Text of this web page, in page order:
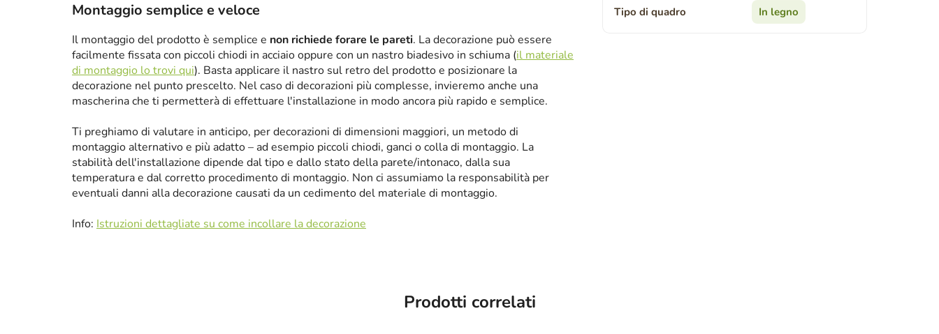
Montaggio semplice e veloce
Il montaggio del prodotto è semplice e non richiede forare le pareti. La decorazione può essere
facilmente fissata con piccoli chiodi in acciaio oppure con un nastro biadesivo in schiuma (il materiale
di montaggio lo trovi qui). Basta applicare il nastro sul retro del prodotto e posizionare la
decorazione nel punto prescelto. Nel caso di decorazioni più complesse, invieremo anche una
mascherina che ti permetterà di effettuare l'installazione in modo ancora più rapido e semplice.
Ti preghiamo di valutare in anticipo, per decorazioni di dimensioni maggiori, un metodo di
montaggio alternativo e più adatto – ad esempio piccoli chiodi, ganci o colla di montaggio. La
stabilità dell'installazione dipende dal tipo e dallo stato della parete/intonaco, dalla sua
temperatura e dal corretto procedimento di montaggio. Non ci assumiamo la responsabilità per
eventuali danni alla decorazione causati da un cedimento del materiale di montaggio.
Info: Istruzioni dettagliate su come incollare la decorazione
Tipo di quadro In legno
Prodotti correlati